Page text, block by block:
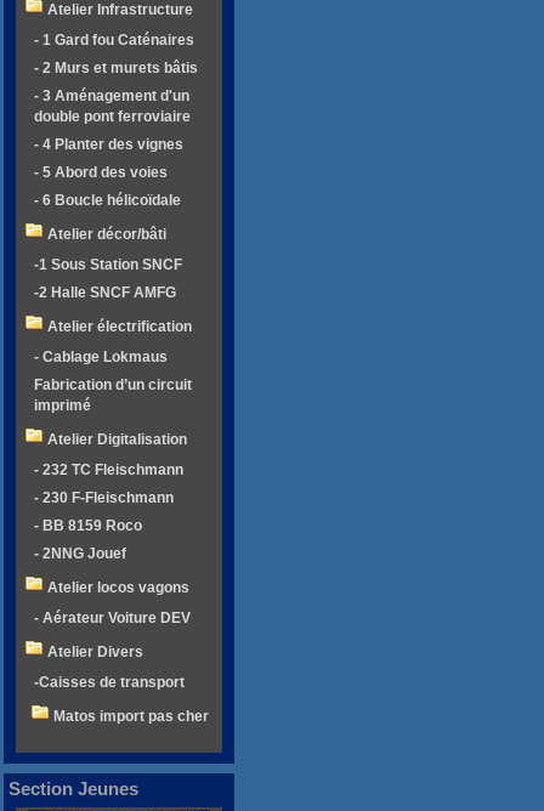
Atelier Infrastructure
- 1 Gard fou Caténaires
- 2 Murs et murets bâtis
- 3 Aménagement d'un
double pont ferroviaire
- 4 Planter des vignes
- 5 Abord des voies
- 6 Boucle hélicoïdale
Atelier décor/bâti
-1 Sous Station SNCF
-2 Halle SNCF AMFG
Atelier électrification
- Cablage Lokmaus
Fabrication d’un circuit
imprimé
Atelier Digitalisation
- 232 TC Fleischmann
- 230 F-Fleischmann
- BB 8159 Roco
- 2NNG Jouef
Atelier locos vagons
- Aérateur Voiture DEV
Atelier Divers
-Caisses de transport
Matos import pas cher
Section Jeunes